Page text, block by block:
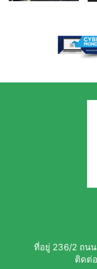
ที่อยู่ 236/2 ถนน
ติดต่